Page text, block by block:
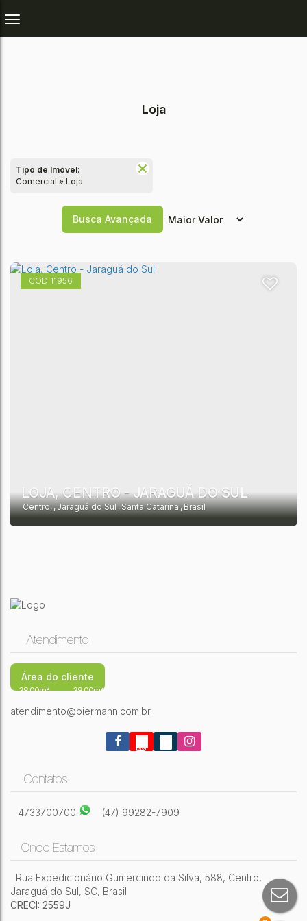
Loja
Tipo de Imóvel:
Comercial » Loja
Busca Avançada
11956
LOJA, CENTRO - JARAGUÁ DO SUL
Centro ,Jaraguá do Sul,Santa Catarina,Brasil
38,00m² 38,00m²
Atendimento
Área do cliente
atendimento@piermann.com.br
Contatos
4733700700 (47) 99282-7909
Onde Estamos
Rua Expedicionário Gumercindo da Silva, 588, Centro,
Jaraguá do Sul, SC, Brasil
CRECI: 2559J